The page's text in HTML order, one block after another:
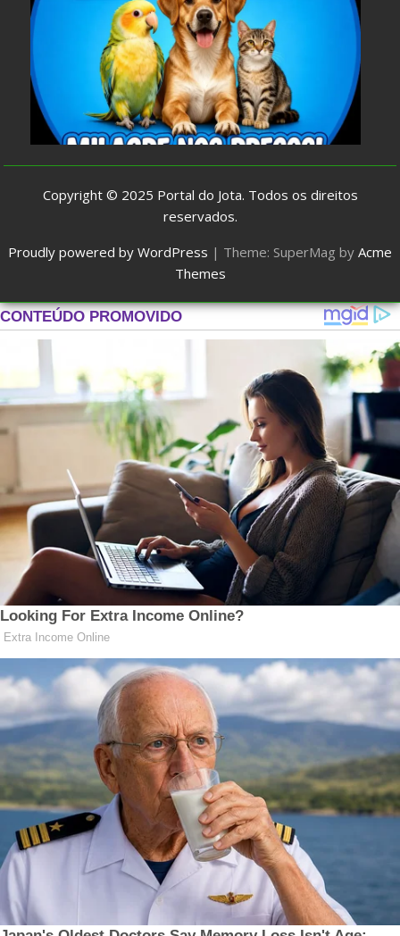
Copyright © 2025 Portal do Jota. Todos os direitos
reservados.
Proudly powered by WordPress | Theme: SuperMag by Acme
Themes